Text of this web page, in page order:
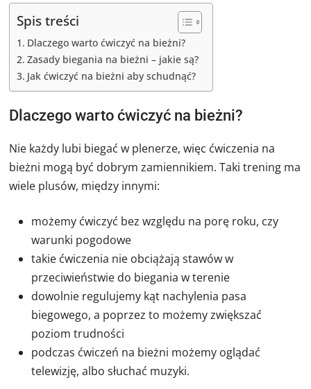
Spis treści
Dlaczego warto ćwiczyć na bieżni?
Zasady biegania na bieżni – jakie są?
Jak ćwiczyć na bieżni aby schudnąć?
Dlaczego warto ćwiczyć na bieżni?
Nie każdy lubi biegać w plenerze, więc ćwiczenia na
bieżni mogą być dobrym zamiennikiem. Taki trening ma
wiele plusów, między innymi:
możemy ćwiczyć bez względu na porę roku, czy
warunki pogodowe
takie ćwiczenia nie obciążają stawów w
przeciwieństwie do biegania w terenie
dowolnie regulujemy kąt nachylenia pasa
biegowego, a poprzez to możemy zwiększać
poziom trudności
podczas ćwiczeń na bieżni możemy oglądać
telewizję, albo słuchać muzyki.